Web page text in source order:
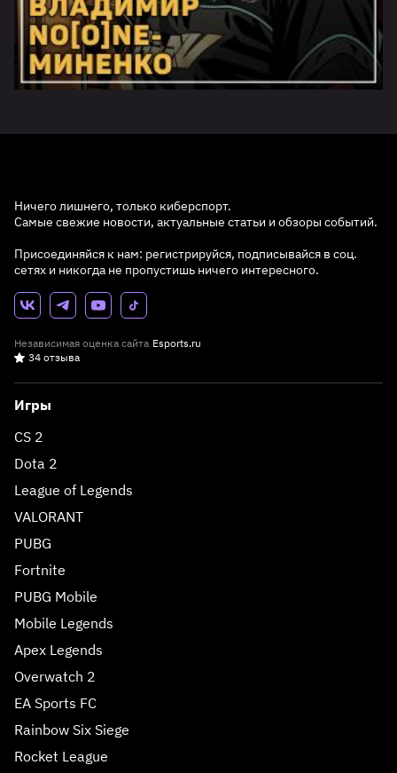
Ничего лишнего, только киберспорт.
Самые свежие новости, актуальные статьи и обзоры событий.
Присоединяйся к нам: регистрируйся, подписывайся в соц.
сетях и никогда не пропустишь ничего интересного.
Независимая оценка сайта Esports.ru
34 отзыва
Игры
CS 2
Dota 2
League of Legends
VALORANT
PUBG
Fortnite
PUBG Mobile
Mobile Legends
Apex Legends
Overwatch 2
EA Sports FC
Rainbow Six Siege
Rocket League